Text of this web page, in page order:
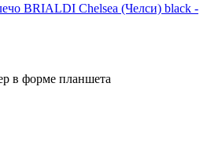
в форме планшета